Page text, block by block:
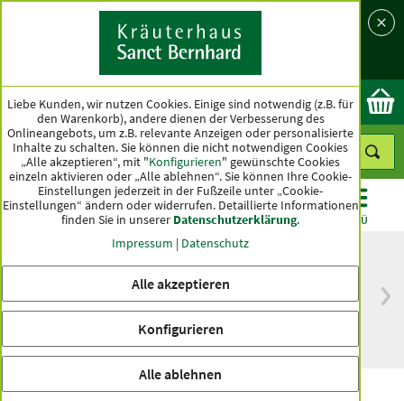
Land
Ok
KATEGORIEN ANGEBOTE TOPSELLER MENÜ
versandkostenfrei
innerhalb Deutschlands
Spitzenqualität seit
Liebe Kunden, wir nutzen Cookies. Einige sind notwendig (z.B. für
den Warenkorb), andere dienen der Verbesserung des
Onlineangebots, um z.B. relevante Anzeigen oder personalisierte
Inhalte zu schalten. Sie können die nicht notwendigen Cookies
„Alle akzeptieren“, mit "Konfigurieren" gewünschte Cookies
einzeln aktivieren oder „Alle ablehnen“. Sie können Ihre Cookie-
Einstellungen jederzeit in der Fußzeile unter „Cookie-
Einstellungen“ ändern oder widerrufen. Detaillierte Informationen
finden Sie in unserer Datenschutzerklärung.
Impressum | Datenschutz
Alle akzeptieren
Konfigurieren
Alle ablehnen